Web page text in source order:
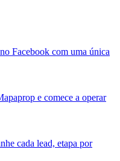
Facebook com uma única
e comece a operar
cada lead, etapa por